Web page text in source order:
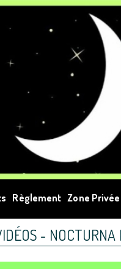
Règlement Zone
-